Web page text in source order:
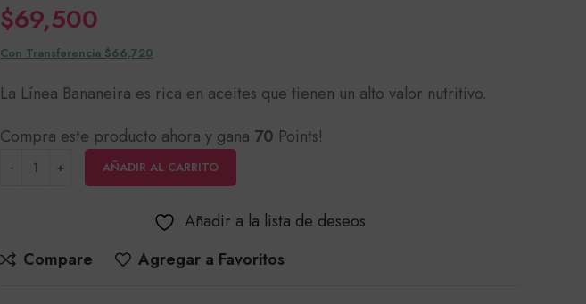
$69,500
Con Transferencia $66,720
La Línea Bananeira es rica en aceites que tienen un alto valor nutritivo.
Compra este producto ahora y gana 70 Points!
AÑADIR AL CARRITO
Añadir a la lista de deseos
Compare
Agregar a Favoritos